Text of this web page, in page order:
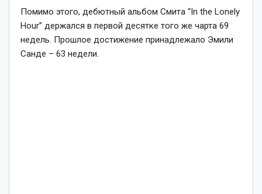
Помимо этого, дебютный альбом Смита “In the Lonely
Hour” держался в первой десятке того же чарта 69
недель. Прошлое достижение принадлежало Эмили
Санде – 63 недели.